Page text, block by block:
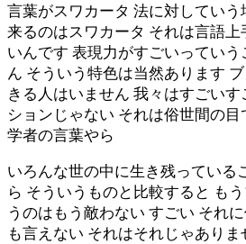
言葉がスワカータ 法に対していう
来るのはスワカータ それは言語
いんです 表現力がすごいってい
ん そういう特色は当然あります
きる人はいません 我々はすごい
ションじゃない それは俗世間の
学者の言葉やら
いろんな世の中に生き残っている
ら そういうものと比較すると も
うのはもう敵わない すごい それ
も言えない それはそれじゃあり